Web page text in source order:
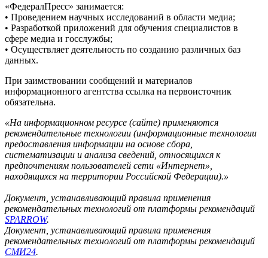
«ФедералПресс» занимается:
• Проведением научных исследований в области медиа;
• Разработкой приложений для обучения специалистов в
сфере медиа и госслужбы;
• Осуществляет деятельность по созданию различных баз
данных.
При заимствовании сообщений и материалов
информационного агентства ссылка на первоисточник
обязательна.
«На информационном ресурсе (сайте) применяются
рекомендательные технологии (информационные технологии
предоставления информации на основе сбора,
систематизации и анализа сведений, относящихся к
предпочтениям пользователей сети «Интернет»,
находящихся на территории Российской Федерации).»
Документ, устанавливающий правила применения
рекомендательных технологий от платформы рекомендаций
SPARROW.
Документ, устанавливающий правила применения
рекомендательных технологий от платформы рекомендаций
СМИ24.